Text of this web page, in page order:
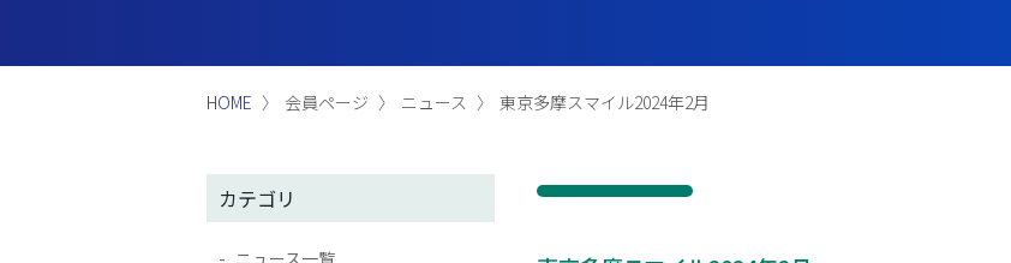
HOME 会員ページ ニュース 東京多摩スマイル2024年2月
カテゴリ
ニュース一覧